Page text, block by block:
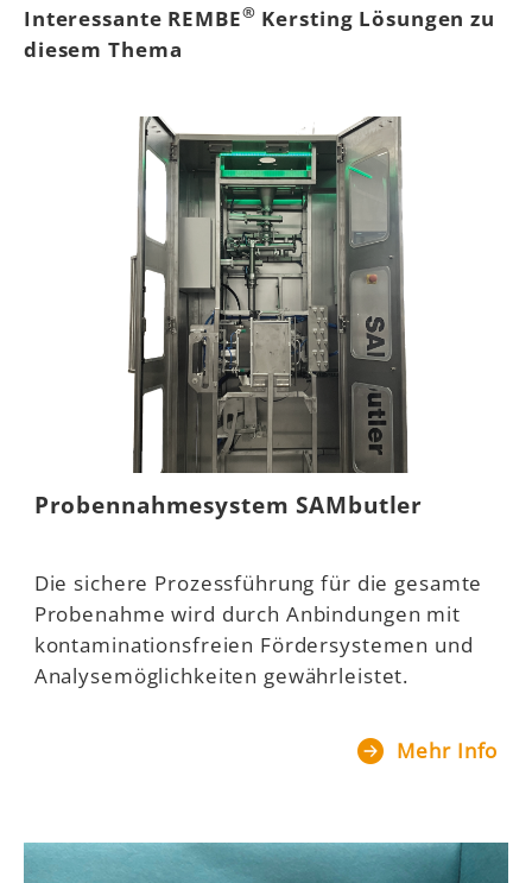
Interessante REMBE® Kersting Lösungen zu
diesem Thema
Probennahmesystem SAMbutler
Die sichere Prozessführung für die gesamte
Probenahme wird durch Anbindungen mit
kontaminationsfreien Fördersystemen und
Analysemöglichkeiten gewährleistet.
Mehr Info